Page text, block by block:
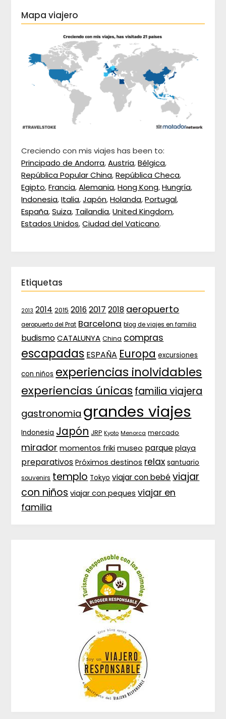
Mapa viajero
Creciendo con mis viajes has been to:
Principado de Andorra,Austria,Bélgica,
República Popular China,República Checa,
Egipto,Francia,Alemania,Hong Kong,Hungría,
Indonesia,Italia,Japón,Holanda,Portugal,
España,Suiza, Tailandia,United Kingdom,
Estados Unidos,Ciudad del Vaticano.
Etiquetas
2013 2014 2015 2016 2017 2018 aeropuerto
aeropuerto del Prat Barcelona blog de viajes en familia
budismo CATALUNYA China compras
escapadas ESPAÑA Europa excursiones
con niños experiencias inolvidables
experiencias únicas familia viajera
gastronomia grandes viajes
Indonesia Japón JRP Kyoto Menorca mercado
mirador momentos friki museo parque playa
preparativos Próximos destinos relax santuario
souvenirs templo Tokyo viajar con bebé viajar
con niños viajar con peques viajar en
familia